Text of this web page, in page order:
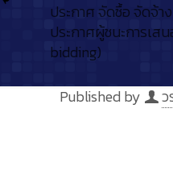
ประกาศ จัดซื้อ จัดจ้าง
ประกาศผู้ชนะการเส
bidding)
Published by